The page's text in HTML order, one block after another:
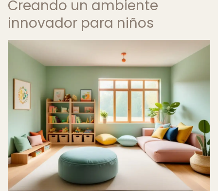
Creando un ambiente
innovador para niños